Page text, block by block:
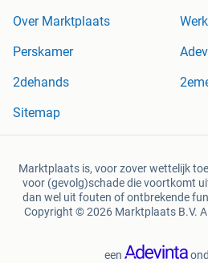
Over Marktplaats
Perskamer
2dehands
Sitemap
Marktplaats is, voor zover wettelijk
voor (gevolg)schade die voortkomt
dan wel uit fouten of ontbrekende
Copyright © 2026 Marktplaats B.V.
een